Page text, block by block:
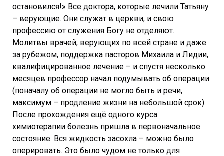
остановился!» Все доктора, которые лечили Татьяну
– верующие. Они служат в церкви, и свою
профессию от служения Богу не отделяют.
Молитвы врачей, верующих по всей стране и даже
за рубежом, поддержка пасторов Михаила и Лидии,
квалифицированное лечение – и спустя несколько
месяцев профессор начал подумывать об операции
(поначалу об операции не могло быть и речи,
максимум – продление жизни на небольшой срок).
После прохождения ещё одного курса
химиотерапии болезнь пришла в первоначальное
состояние. Вся жидкость засохла – можно было
оперировать. Это было чудом не только для